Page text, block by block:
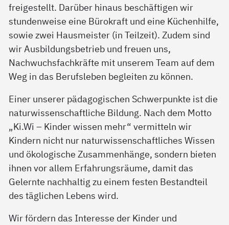
freigestellt. Darüber hinaus beschäftigen wir
stundenweise eine Bürokraft und eine Küchenhilfe,
sowie zwei Hausmeister (in Teilzeit). Zudem sind
wir Ausbildungsbetrieb und freuen uns,
Nachwuchsfachkräfte mit unserem Team auf dem
Weg in das Berufsleben begleiten zu können.
Einer unserer pädagogischen Schwerpunkte ist die
naturwissenschaftliche Bildung. Nach dem Motto
„Ki.Wi – Kinder wissen mehr“ vermitteln wir
Kindern nicht nur naturwissenschaftliches Wissen
und ökologische Zusammenhänge, sondern bieten
ihnen vor allem Erfahrungsräume, damit das
Gelernte nachhaltig zu einem festen Bestandteil
des täglichen Lebens wird.
Wir fördern das Interesse der Kinder und